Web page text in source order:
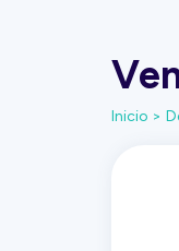
Inicio >